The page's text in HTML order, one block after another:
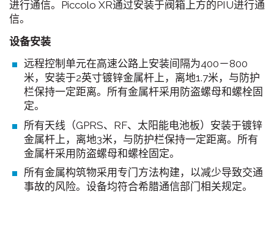
进行通信。Piccolo XR通过安装于阀箱上方的PIU进行通
信。
设备安装
远程控制单元在高速公路上安装间隔为400－800
米，安装于2英寸镀锌金属杆上，离地1.7米，与防护
栏保持一定距离。所有金属杆采用防盗螺母和螺栓固
定。
所有天线（GPRS、RF、太阳能电池板）安装于镀锌
金属杆上，离地3米，与防护栏保持一定距离。所有
金属杆采用防盗螺母和螺栓固定。
所有金属构筑物采用专门方法构建，以减少导致交通
事故的风险。设备均符合希腊通信部门相关规定。